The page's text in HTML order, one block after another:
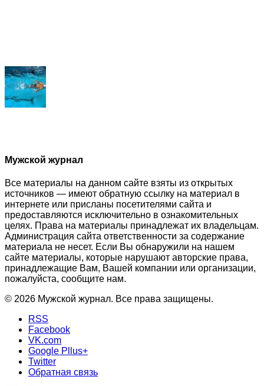
Мужской журнал
Все материалы на данном сайте взяты из открытых
источников — имеют обратную ссылку на материал в
интернете или присланы посетителями сайта и
предоставляются исключительно в ознакомительных
целях. Права на материалы принадлежат их владельцам.
Администрация сайта ответственности за содержание
материала не несет. Если Вы обнаружили на нашем
сайте материалы, которые нарушают авторские права,
принадлежащие Вам, Вашей компании или организации,
пожалуйста, сообщите нам.
© 2026 Мужской журнал. Все права защищены.
RSS
Facebook
VK.com
Google Pllus+
Twitter
Обратная связь